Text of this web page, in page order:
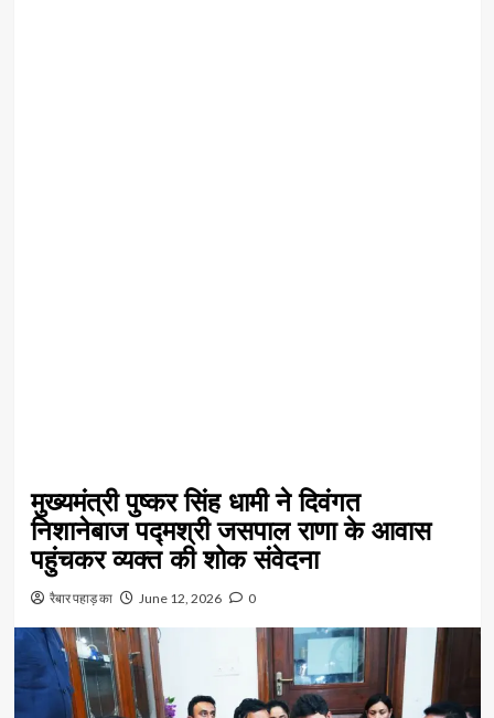
मुख्यमंत्री पुष्कर सिंह धामी ने दिवंगत
निशानेबाज पद्मश्री जसपाल राणा के आवास
पहुंचकर व्यक्त की शोक संवेदना
रैबार पहाड़ का June 12, 2026 0